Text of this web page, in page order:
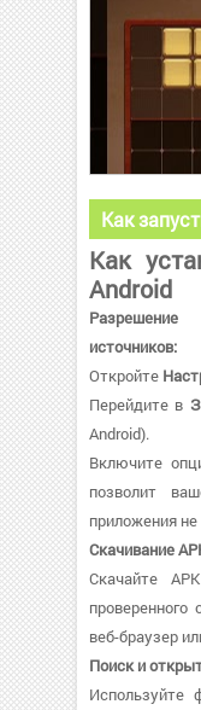
Как
Как
Android
источников:
Откройте
Перейдите в
Android).
Включите
позволит
приложения не
Скачивание
Скачайте
веб-браузер
Поиск и
Используйте